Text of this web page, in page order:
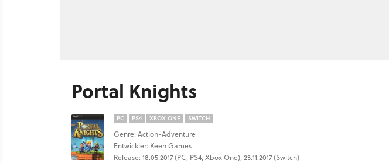
Portal Knights
PC PS4 XBOX ONE SWITCH
Genre: Action-Adventure
Entwickler: Keen Games
Release: 18.05.2017 (PC, PS4, Xbox One), 23.11.2017 (Switch)